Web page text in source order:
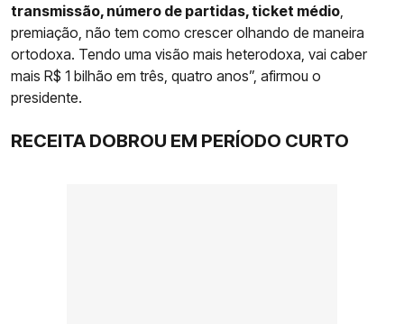
transmissão, número de partidas, ticket médio
premiação, não tem como crescer olhando de maneira
ortodoxa. Tendo uma visão mais heterodoxa, vai caber
mais R$ 1 bilhão em três, quatro anos”, afirmou o
presidente.
RECEITA DOBROU EM PERÍODO CURTO